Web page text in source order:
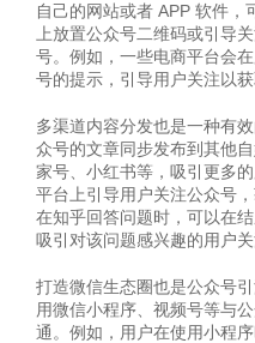
自己的网站或者 APP 软件，
上放置公众号二维码或引导
号。例如，一些电商平台会
号的提示，引导用户关注以
多渠道内容分发也是一种有
众号的文章同步发布到其他
家号、小红书等，吸引更多
平台上引导用户关注公众号
在知乎回答问题时，可以在
吸引对该问题感兴趣的用户关
打造微信生态圈也是公众号
用微信小程序、视频号等与
通。例如，用户在使用小程